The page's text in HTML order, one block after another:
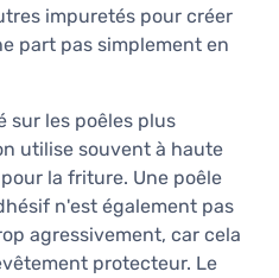
impuretés pour créer
part pas simplement en
sur les poêles plus
utilise souvent à haute
la friture. Une poêle
n'est également pas
agressivement, car cela
protecteur. Le